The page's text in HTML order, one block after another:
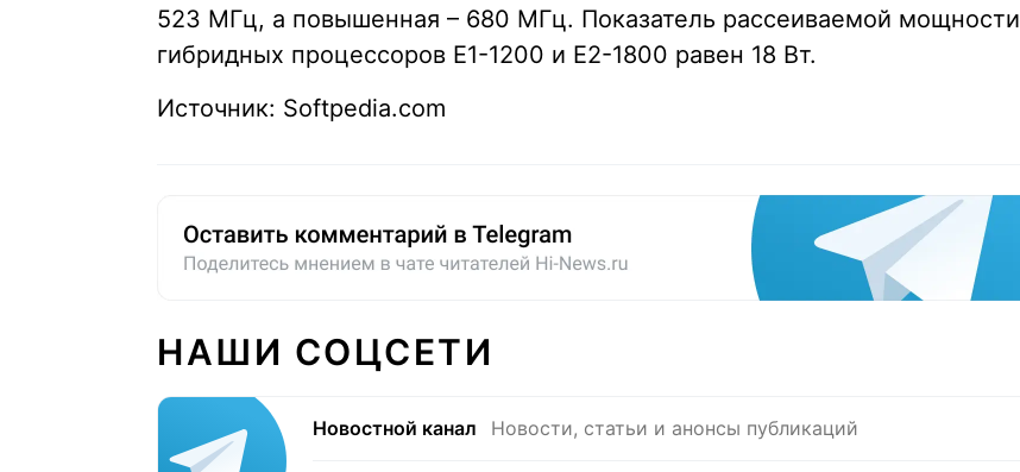
523 МГц, а повышенная – 680 МГц. Показатель рассеиваемой мощности
гибридных процессоров E1-1200 и E2-1800 равен 18 Вт.
Источник: Softpedia.com
НАШИ СОЦСЕТИ
Новостной канал Новости, статьи и анонсы публикаций